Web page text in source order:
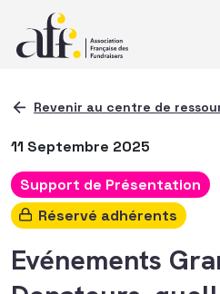
Revenir au centre de
11 Septembre 2025
Support de Présentation
Réservé adhérents
Evénements